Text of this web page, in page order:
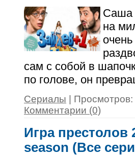
Саша
на
сам с собой в
по голове, он
Сериалы |
Комментарии (0)
Игра престолов
season (Все